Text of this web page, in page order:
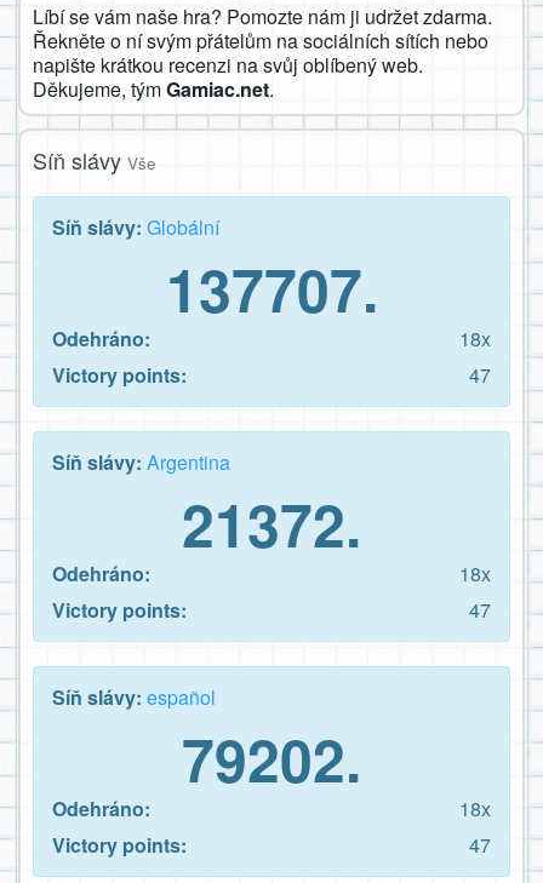
Líbí se vám naše hra? Pomozte nám ji udržet zdarma.
Řekněte o ní svým přátelům na sociálních sítích nebo
napište krátkou recenzi na svůj oblíbený web.
Děkujeme, týmGamiac.net.
Síň slávy Vše
Síň slávy: Globální
137707.
Odehráno:
18x
Victory points:
47
Síň slávy: Argentina
21372.
Odehráno:
18x
Victory points:
47
Síň slávy: español
79202.
Odehráno:
18x
Victory points:
47